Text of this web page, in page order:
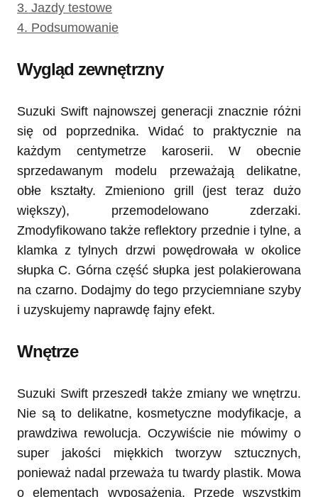
3. Jazdy testowe
4. Podsumowanie
Wygląd zewnętrzny
Suzuki Swift najnowszej generacji znacznie różni
się od poprzednika. Widać to praktycznie na
każdym centymetrze karoserii. W obecnie
sprzedawanym modelu przeważają delikatne,
obłe kształty. Zmieniono grill (jest teraz dużo
większy), przemodelowano zderzaki.
Zmodyfikowano także reflektory przednie i tylne, a
klamka z tylnych drzwi powędrowała w okolice
słupka C. Górna część słupka jest polakierowana
na czarno. Dodajmy do tego przyciemniane szyby
i uzyskujemy naprawdę fajny efekt.
Wnętrze
Suzuki Swift przeszedł także zmiany we wnętrzu.
Nie są to delikatne, kosmetyczne modyfikacje, a
prawdziwa rewolucja. Oczywiście nie mówimy o
super jakości miękkich tworzyw sztucznych,
ponieważ nadal przeważa tu twardy plastik. Mowa
o elementach wyposażenia. Przede wszystkim